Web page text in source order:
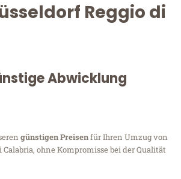
Reggio di
Abwicklung
günstigen Preisenfür Ihren Umzug von
ohne Kompromisse bei der Qualität